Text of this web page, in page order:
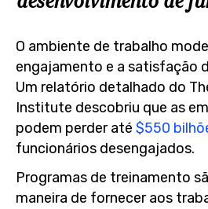
O ambiente de trabalho
engajamento e a satisfação
Um relatório detalhado do
Institute descobriu que as
podem perder até $550
funcionários desengajados.
Programas de treinamento
maneira de fornecer aos